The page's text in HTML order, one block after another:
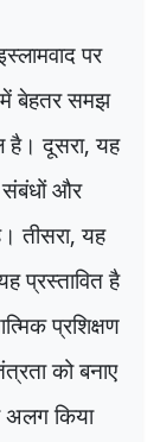
पर
बेहतर समझ
है। दूसरा,यह
संबंधों और
तीसरा,यह
प्रस्तावित है
प्रशिक्षण
को बनाए
अलग किया